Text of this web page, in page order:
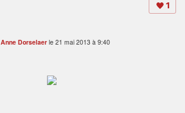
1
Anne Dorselaer le 21 mai 2013 à 9:40